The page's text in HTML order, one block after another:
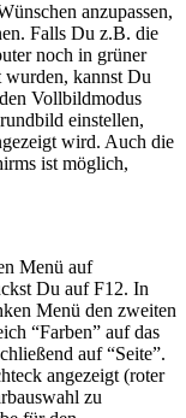
anzupassen,
Falls Du z.B. die
noch in grüner
wurden, kannst Du
Vollbildmodus
einstellen,
wird. Auch die
ist möglich,
Menü auf
Du auf F12. In
Menü den zweiten
“Farben” auf das
auf “Seite”.
angezeigt (roter
zu